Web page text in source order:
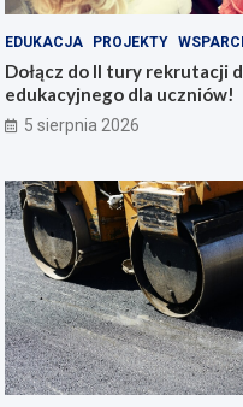
EDUKACJA PROJEKTY
Dołącz do II tury rekrutacji
edukacyjnego dla uczniów!
5 sierpnia 2026